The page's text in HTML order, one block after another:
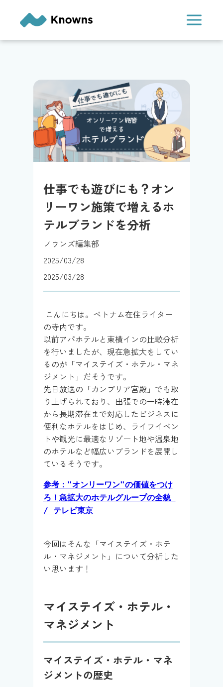
ス
仕事でも遊びにも？オン
リーワン施策で増えるホ
テルブランドを分析
ノウンズ編集部
2025/03/28
2025/03/28
こんにちは。ベトナム在住ライター
の寺内です。
以前アパホテルと東横インの比較分析
を行いましたが、現在急拡大をしてい
るのが「マイステイズ・ホテル・マネ
ジメント」だそうです。
先日放送の「カンブリア宮殿」でも取
り上げられており、出張での一時滞在
から長期滞在まで対応したビジネスに
便利なホテルをはじめ、ライフイベン
トや観光に最適なリゾート地や温泉地
のホテルなど幅広いブランドを展開し
ているそうです。
参考："オンリーワン"の価値をつけ
ろ！急拡大のホテルグループの全貌
/ テレビ東京
今回はそんな「マイステイズ・ホテ
ル・マネジメント」について分析した
い思います！
マイステイズ・ホテル・
マネジメント
マイステイズ・ホテル・マネ
ジメントの歴史